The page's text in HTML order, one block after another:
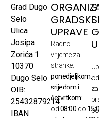
Grad Dugo
Selo
Ulica
Josipa
Zorića 1
10370
Dugo Selo
OIB:
25432879214
IBAN
GRADSKE
UPRAVE
Radno
vrijeme za
stranke:
ponedjeljkom,
srijedom i
četvrtkom:
od08:00 do
za